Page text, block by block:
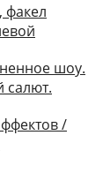
факел
шоу.
салют.
/